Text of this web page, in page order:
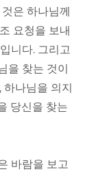
은 하나님께
요청을 보내
니다. 그리고
을 찾는 것이
나님을 의지
당신을 찾는
바람을 보고